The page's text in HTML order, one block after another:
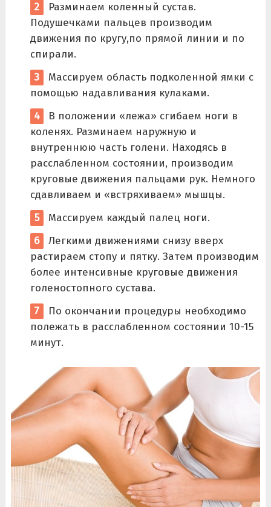
Разминаем коленный сустав.
Подушечками пальцев производим
движения по кругу,по прямой линии и по
спирали.
Массируем область подколенной ямки с
помощью надавливания кулаками.
В положении «лежа» сгибаем ноги в
коленях. Разминаем наружную и
внутреннюю часть голени. Находясь в
расслабленном состоянии, производим
круговые движения пальцами рук. Немного
сдавливаем и «встряхиваем» мышцы.
Массируем каждый палец ноги.
Легкими движениями снизу вверх
растираем стопу и пятку. Затем производим
более интенсивные круговые движения
голеностопного сустава.
По окончании процедуры необходимо
полежать в расслабленном состоянии 10-15
минут.